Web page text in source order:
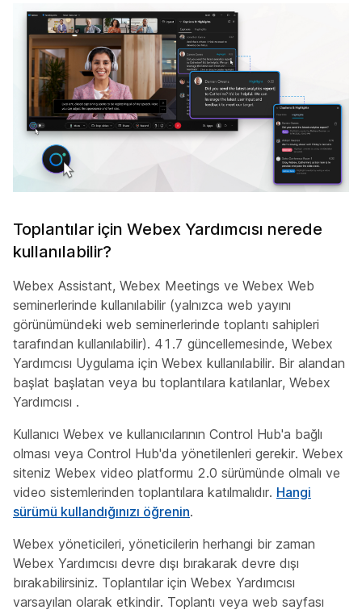
Toplantılar için Webex Yardımcısı nerede
kullanılabilir?
Webex Assistant, Webex Meetings ve Webex Web
seminerlerinde kullanılabilir (yalnızca web yayını
görünümündeki web seminerlerinde toplantı sahipleri
tarafından kullanılabilir). 41.7 güncellemesinde, Webex
Yardımcısı Uygulama için Webex kullanılabilir. Bir alandan
başlat başlatan veya bu toplantılara katılanlar, Webex
Yardımcısı .
Kullanıcı Webex ve kullanıcılarının Control Hub'a bağlı
olması veya Control Hub'da yönetilenleri gerekir. Webex
siteniz Webex video platformu 2.0 sürümünde olmalı ve
video sistemlerinden toplantılara katılmalıdır. Hangi
sürümü kullandığınızı öğrenin.
Webex yöneticileri, yöneticilerin herhangi bir zaman
Webex Yardımcısı devre dışı bırakarak devre dışı
bırakabilirsiniz. Toplantılar için Webex Yardımcısı
varsayılan olarak etkindir. Toplantı veya web sayfası